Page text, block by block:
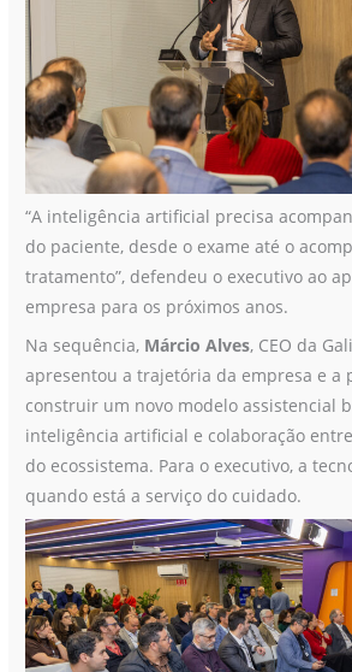
“A inteligência artificial precisa
do paciente, desde o exame até o
tratamento”, defendeu o executivo ao
empresa para os próximos anos.
Na sequência, Márcio Alves, CEO da
apresentou a trajetória da empresa e a
construir um novo modelo assistencial
inteligência artificial e colaboração
do ecossistema. Para o executivo, a
quando está a serviço do cuidado.